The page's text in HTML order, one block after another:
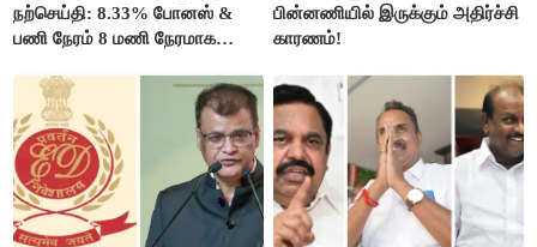
நற்செய்தி: 8.33% போனஸ் &
பணி நேரம் 8 மணி நேரமாக
பின்னணியில் இருக்கும் அதிர்ச்சி
காரணம்!